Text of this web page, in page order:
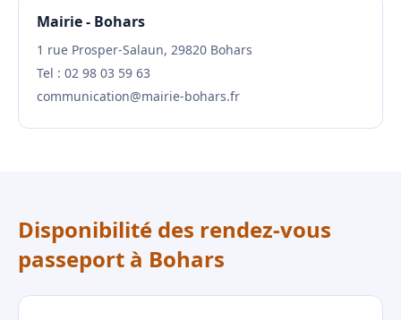
Mairie - Bohars
1 rue Prosper-Salaun, 29820 Bohars
Tel : 02 98 03 59 63
communication@mairie-bohars.fr
Disponibilité des rendez-vous
passeport à Bohars